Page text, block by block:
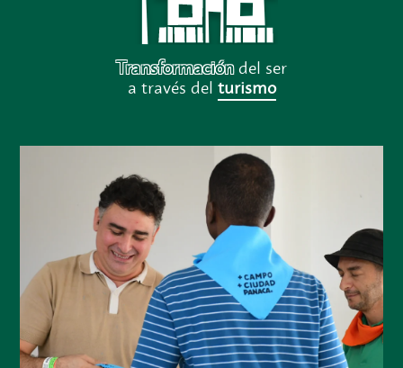
Transformación del ser
a través del turismo